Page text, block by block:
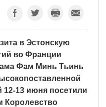
в Эстонскую
во Франции
Фам Минь Тьинь
12-13 июня посетили
Королевство